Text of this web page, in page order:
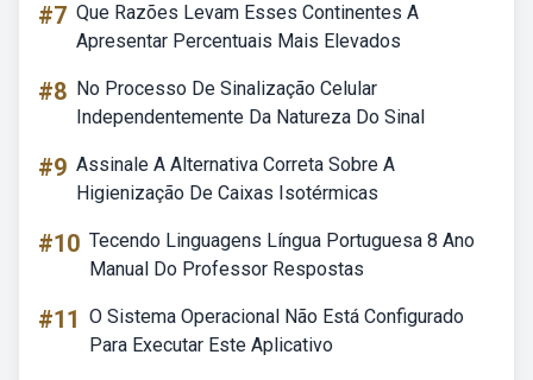
#7 Que Razões Levam Esses Continentes A
Apresentar Percentuais Mais Elevados
#8 No Processo De Sinalização Celular
Independentemente Da Natureza Do Sinal
#9 Assinale A Alternativa Correta Sobre A
Higienização De Caixas Isotérmicas
#10 Tecendo Linguagens Língua Portuguesa 8 Ano
Manual Do Professor Respostas
#11 O Sistema Operacional Não Está Configurado
Para Executar Este Aplicativo